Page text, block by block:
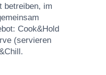
betreiben, im
Cook&Hold
(servieren